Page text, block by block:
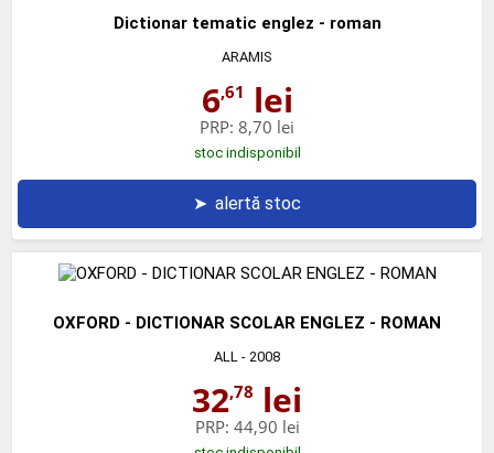
Dictionar tematic englez - roman
ARAMIS
6,61 lei
PRP: 8,70 lei
stoc indisponibil
➤ alertă stoc
OXFORD - DICTIONAR SCOLAR ENGLEZ - ROMAN
ALL - 2008
32,78 lei
PRP: 44,90 lei